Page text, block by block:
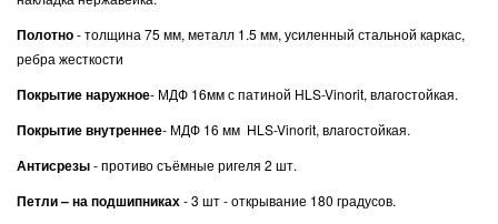
Полотно- толщина 75 мм, металл 1.5 мм, усиленный стальной каркас,
ребра жесткости
Покрытие наружное- МДФ 16мм с патиной HLS-Vinorit, влагостойкая.
Покрытие внутреннее- МДФ 16 мм HLS-Vinorit, влагостойкая.
Антисрезы- противо съёмные ригеля 2 шт.
Петли – на подшипниках- 3 шт - открывание 180 градусов.